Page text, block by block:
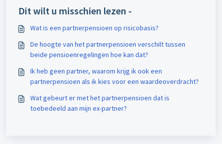
Dit wilt u misschien lezen -
Wat is een partnerpensioen op risicobasis?
De hoogte van het partnerpensioen verschilt tussen
beide pensioenregelingen hoe kan dat?
Ik heb geen partner, waarom krijg ik ook een
partnerpensioen als ik kies voor een waardeoverdracht?
Wat gebeurt er met het partnerpensioen dat is
toebedeeld aan mijn ex-partner?